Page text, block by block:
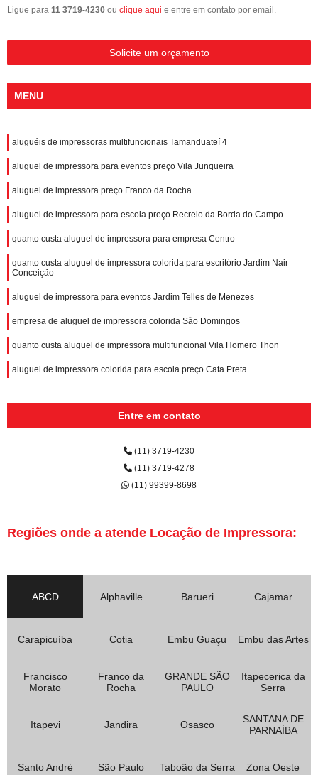
Ligue para 11 3719-4230 ou clique aqui e entre em contato por email.
Solicite um orçamento
MENU
aluguéis de impressoras multifuncionais Tamanduateí 4
aluguel de impressora para eventos preço Vila Junqueira
aluguel de impressora preço Franco da Rocha
aluguel de impressora para escola preço Recreio da Borda do Campo
quanto custa aluguel de impressora para empresa Centro
quanto custa aluguel de impressora colorida para escritório Jardim Nair
Conceição
aluguel de impressora para eventos Jardim Telles de Menezes
empresa de aluguel de impressora colorida São Domingos
quanto custa aluguel de impressora multifuncional Vila Homero Thon
aluguel de impressora colorida para escola preço Cata Preta
Entre em contato
(11) 3719-4230
(11) 3719-4278
(11) 99399-8698
Regiões onde a atende Locação de Impressora:
ABCD Alphaville Barueri Cajamar
Carapicuíba Cotia Embu Guaçu Embu das Artes
Francisco
Morato
Franco da
Rocha
GRANDE SÃO
PAULO
Itapecerica da
Serra
Itapevi Jandira Osasco
SANTANA DE
PARNAÍBA
Santo André São Paulo Taboão da Serra Zona Oeste